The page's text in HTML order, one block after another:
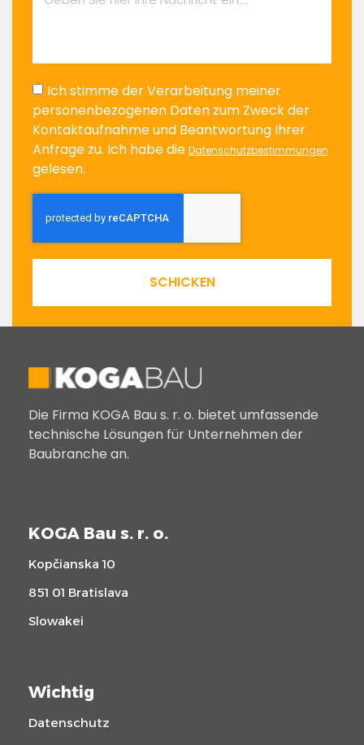
Ich stimme der Verarbeitung meiner
personenbezogenen Daten zum Zweck der
Kontaktaufnahme und Beantwortung Ihrer
Anfrage zu. Ich habe die Datenschutzbestimmungen
gelesen.
SCHICKEN
Die Firma KOGA Bau s. r. o. bietet umfassende
technische Lösungen für Unternehmen der
Baubranche an.
KOGA Bau s. r. o.
Kopčianska 10
851 01 Bratislava
Slowakei
Wichtig
Datenschutz